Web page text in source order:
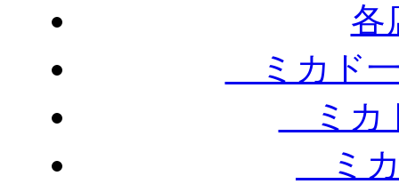
各
ミカド
ミカ
ミカ